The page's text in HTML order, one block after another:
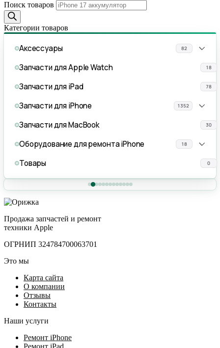
Поиск товаров
Категории товаров
Аксессуары 82
Запчасти для Apple Watch 18
Запчасти для iPad 78
Запчасти для iPhone 1352
Запчасти для MacBook 30
Оборудование для ремонта iPhone 18
Товары 0
Продажа запчастей и ремонт
техники Apple
ОГРНИП 324784700063701
Это мы
Карта сайта
О компании
Отзывы
Контакты
Наши услуги
Ремонт iPhone